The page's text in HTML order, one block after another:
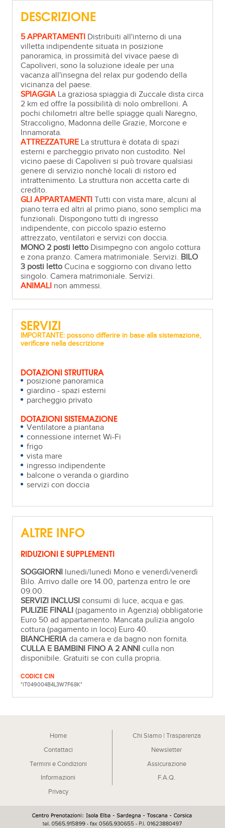
DESCRIZIONE
5 APPARTAMENTI Distribuiti all'interno di una
villetta indipendente situata in posizione
panoramica, in prossimità del vivace paese di
Capoliveri, sono la soluzione ideale per una
vacanza all'insegna del relax pur godendo della
vicinanza del paese.
SPIAGGIA La graziosa spiaggia di Zuccale dista circa
2 km ed offre la possibilità di nolo ombrelloni. A
pochi chilometri altre belle spiagge quali Naregno,
Straccoligno, Madonna delle Grazie, Morcone e
Innamorata.
ATTREZZATURE La struttura è dotata di spazi
esterni e parcheggio privato non custodito. Nel
vicino paese di Capoliveri si può trovare qualsiasi
genere di servizio nonchè locali di ristoro ed
intrattenimento. La struttura non accetta carte di
credito.
GLI APPARTAMENTI Tutti con vista mare, alcuni al
piano terra ed altri al primo piano, sono semplici ma
funzionali. Dispongono tutti di ingresso
indipendente, con piccolo spazio esterno
attrezzato, ventilatori e servizi con doccia.
MONO 2 posti letto Disimpegno con angolo cottura
e zona pranzo. Camera matrimoniale. Servizi. BILO
3 posti letto Cucina e soggiorno con divano letto
singolo. Camera matrimoniale. Servizi.
ANIMALI non ammessi.
SERVIZI
IMPORTANTE: possono differire in base alla sistemazione,
verificare nella descrizione
DOTAZIONI STRUTTURA
posizione panoramica
giardino - spazi esterni
parcheggio privato
DOTAZIONI SISTEMAZIONE
Ventilatore a piantana
connessione internet Wi-Fi
frigo
vista mare
ingresso indipendente
balcone o veranda o giardino
servizi con doccia
ALTRE INFO
RIDUZIONI E SUPPLEMENTI
SOGGIORNI lunedi/lunedi Mono e venerdì/venerdì
Bilo. Arrivo dalle ore 14.00, partenza entro le ore
09.00.
SERVIZI INCLUSI consumi di luce, acqua e gas.
PULIZIE FINALI (pagamento in Agenzia) obbligatorie
Euro 50 ad appartamento. Mancata pulizia angolo
cottura (pagamento in loco) Euro 40.
BIANCHERIA da camera e da bagno non fornita.
CULLA E BAMBINI FINO A 2 ANNI culla non
disponibile. Gratuiti se con culla propria.
CODICE CIN
"IT049004B4L3W7F68K"
Home
Chi Siamo | Trasparenza
Contattaci
Newsletter
Termini e Condizioni
Assicurazione
Informazioni
F.A.Q.
Privacy